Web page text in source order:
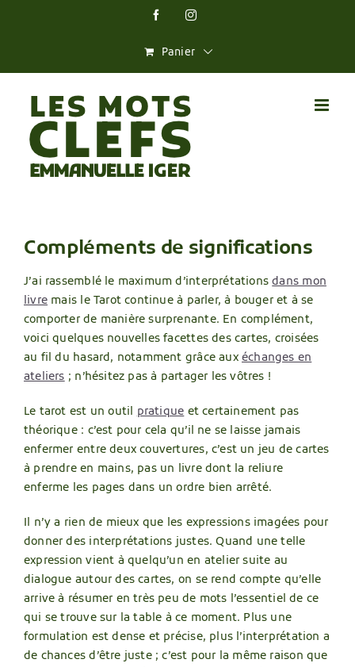
FacebookInstagram
Panier
Compléments de significations
J’ai rassemblé le maximum d’interprétationsdans mon
livre mais le Tarot continue à parler, à bouger et à se
comporter de manière surprenante. En complément,
voici quelques nouvelles facettes des cartes, croisées
au fil du hasard, notamment grâce aux échanges en
ateliers; n’hésitez pas à partager les vôtres !
Le tarot est un outilpratiqueet certainement pas
théorique : c’est pour cela qu’il ne se laisse jamais
enfermer entre deux couvertures, c’est un jeu de cartes
à prendre en mains, pas un livre dont la reliure
enferme les pages dans un ordre bien arrêté.
Il n’y a rien de mieux que les expressions imagées pour
donner des interprétations justes. Quand une telle
expression vient à quelqu’un en atelier suite au
dialogue autour des cartes, on se rend compte qu’elle
arrive à résumer en très peu de mots l’essentiel de ce
qui se trouve sur la table à ce moment. Plus une
formulation est dense et précise, plus l’interprétation a
de chances d’être juste ; c’est pour la même raison que